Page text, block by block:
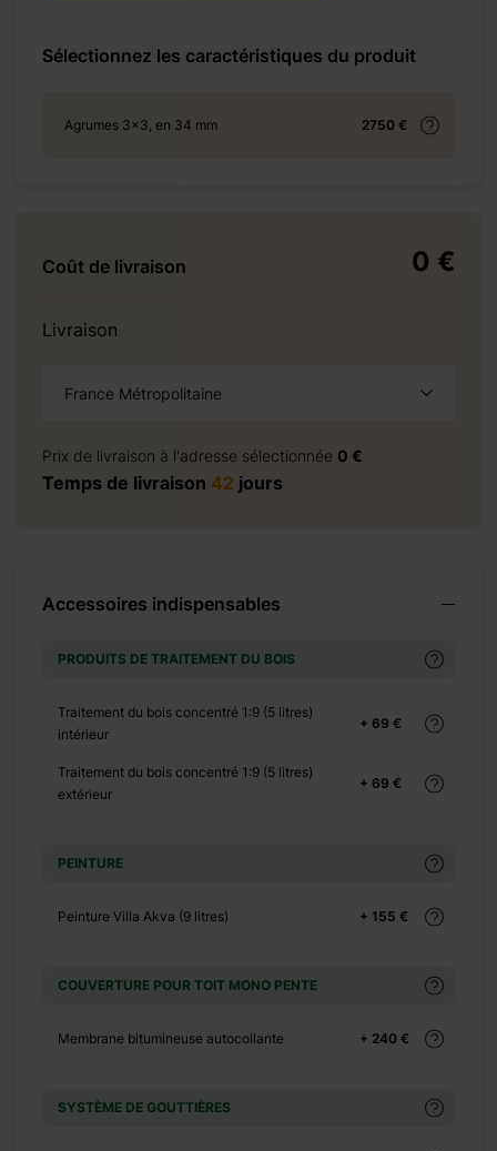
Sélectionnez les caractéristiques du produit
Agrumes 3x3, en 34 mm 2750 €
Coût de livraison 0 €
Livraison
France Métropolitaine
Prix de livraison à l'adresse sélectionnée 0 €
Temps de livraison 42 jours
Accessoires indispensables
PRODUITS DE TRAITEMENT DU BOIS
+ 69 €
Traitement du bois concentré 1:9 (5 litres)
intérieur
+ 69 €
Traitement du bois concentré 1:9 (5 litres)
extérieur
PEINTURE
+ 155 €
Peinture Villa Akva (9 litres)
COUVERTURE POUR TOIT MONO PENTE
+ 240 €
Membrane bitumineuse autocollante
SYSTÈME DE GOUTTIÈRES
+ 150 €
+ 290 €
+ 480 €